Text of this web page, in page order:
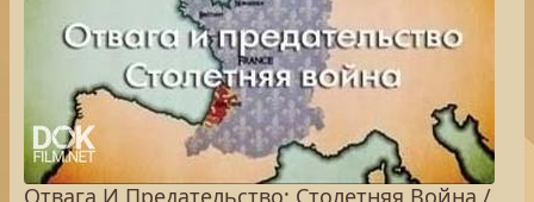
Отвага И Предательство: Столетняя Война /